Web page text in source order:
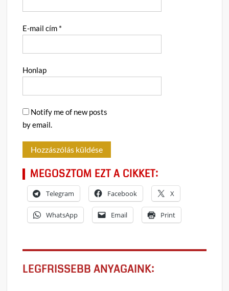
E-mail cím *
Honlap
Notify me of new posts
by email.
MEGOSZTOM EZT A CIKKET:
Telegram Facebook X
WhatsApp Email Print
LEGFRISSEBB ANYAGAINK: